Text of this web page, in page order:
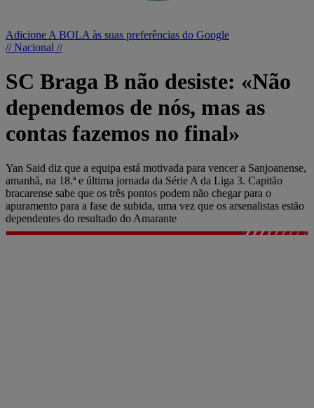
Adicione A BOLA às suas preferências do Google
// Nacional //
SC Braga B não desiste: «Não
dependemos de nós, mas as
contas fazemos no final»
Yan Said diz que a equipa está motivada para vencer a Sanjoanense,
amanhã, na 18.ª e última jornada da Série A da Liga 3. Capitão
bracarense sabe que os três pontos podem não chegar para o
apuramento para a fase de subida, uma vez que os arsenalistas estão
dependentes do resultado do Amarante